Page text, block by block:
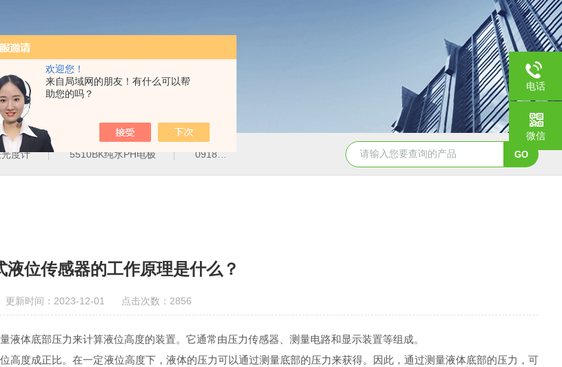
欢迎您！
来自局域网的朋友！有什么可以帮
助您的吗？
度计 5510BK纯水PH电极 09185=A=3500微量溶解氧膜 88.198.019在线硅表试剂 DKPX电极
液位传感器的工作原理是什么？
更新时间：2023-12-01 点击次数：2856
底部压力来计算液位高度的装置。它通常由压力传感器、测量电路和显示装置等组成。
度成正比。在一定液位高度下，液体的压力可以通过测量底部的压力来获得。因此，通过测量液体底部的压力，可
电话
微信